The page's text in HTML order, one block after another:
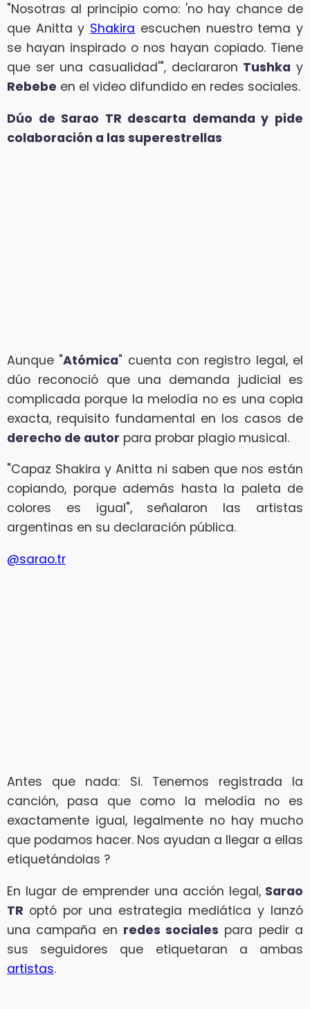
"Nosotras al principio como: 'no hay chance de
que Anitta y Shakira escuchen nuestro tema y
se hayan inspirado o nos hayan copiado. Tiene
que ser una casualidad'", declararon Tushka y
Rebebe en el video difundido en redes sociales.
Dúo de Sarao TR descarta demanda y pide
colaboración a las superestrellas
Aunque "Atómica" cuenta con registro legal, el
dúo reconoció que una demanda judicial es
complicada porque la melodía no es una copia
exacta, requisito fundamental en los casos de
derecho de autor para probar plagio musical.
"Capaz Shakira y Anitta ni saben que nos están
copiando, porque además hasta la paleta de
colores es igual", señalaron las artistas
argentinas en su declaración pública.
@sarao.tr
Antes que nada: Si. Tenemos registrada la
canción, pasa que como la melodía no es
exactamente igual, legalmente no hay mucho
que podamos hacer. Nos ayudan a llegar a ellas
etiquetándolas ?
En lugar de emprender una acción legal, Sarao
TR optó por una estrategia mediática y lanzó
una campaña en redes sociales para pedir a
sus seguidores que etiquetaran a ambas
artistas.